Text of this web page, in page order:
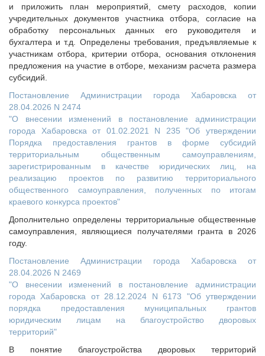
и приложить план мероприятий, смету расходов, копии
учредительных документов участника отбора, согласие на
обработку персональных данных его руководителя и
бухгалтера и т.д. Определены требования, предъявляемые к
участникам отбора, критерии отбора, основания отклонения
предложения на участие в отборе, механизм расчета размера
субсидий.
Постановление Администрации города Хабаровска от
28.04.2026 N 2474
"О внесении изменений в постановление администрации
города Хабаровска от 01.02.2021 N 235 "Об утверждении
Порядка предоставления грантов в форме субсидий
территориальным общественным самоуправлениям,
зарегистрированным в качестве юридических лиц, на
реализацию проектов по развитию территориального
общественного самоуправления, полученных по итогам
краевого конкурса проектов"
Дополнительно определены территориальные общественные
самоуправления, являющиеся получателями гранта в 2026
году.
Постановление Администрации города Хабаровска от
28.04.2026 N 2469
"О внесении изменений в постановление администрации
города Хабаровска от 28.12.2024 N 6173 "Об утверждении
порядка предоставления муниципальных грантов
юридическим лицам на благоустройство дворовых
территорий"
В понятие благоустройства дворовых территорий